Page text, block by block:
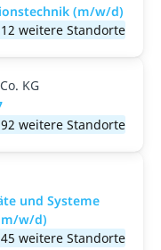
(m/w/d)
weitere Standorte
KG
weitere Standorte
und Systeme
w/d)
weitere Standorte